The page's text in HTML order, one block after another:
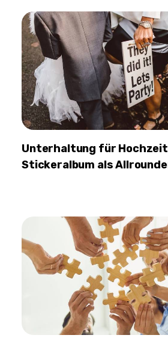
Unterhaltung für
Stickeralbum als